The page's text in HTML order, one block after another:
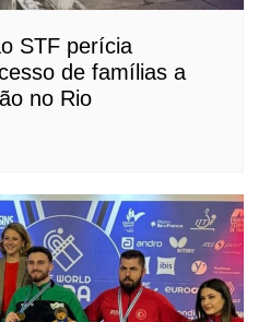
STF perícia
de famílias a
no Rio